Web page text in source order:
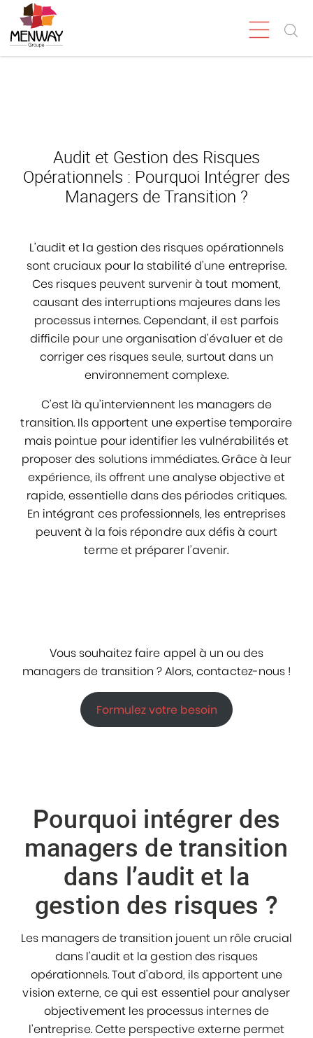
Audit et Gestion des Risques
Opérationnels : Pourquoi Intégrer des
Managers de Transition ?
L’audit et la gestion des risques opérationnels
sont cruciaux pour la stabilité d’une entreprise.
Ces risques peuvent survenir à tout moment,
causant des interruptions majeures dans les
processus internes. Cependant, il est parfois
difficile pour une organisation d’évaluer et de
corriger ces risques seule, surtout dans un
environnement complexe.
C’est là qu’interviennent les managers de
transition. Ils apportent une expertise temporaire
mais pointue pour identifier les vulnérabilités et
proposer des solutions immédiates. Grâce à leur
expérience, ils offrent une analyse objective et
rapide, essentielle dans des périodes critiques.
En intégrant ces professionnels, les entreprises
peuvent à la fois répondre aux défis à court
terme et préparer l’avenir.
Vous souhaitez faire appel à un ou des
managers de transition ? Alors, contactez-nous !
Formulez votre besoin
Pourquoi intégrer des
managers de transition
dans l’audit et la
gestion des risques ?
Les managers de transition jouent un rôle crucial
dans l’audit et la gestion des risques
opérationnels. Tout d’abord, ils apportent une
vision externe, ce qui est essentiel pour analyser
objectivement les processus internes de
l’entreprise. Cette perspective externe permet